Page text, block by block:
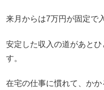
来月からは7万円が固定で
安定した収入の道があと
す。
在宅の仕事に慣れて、か